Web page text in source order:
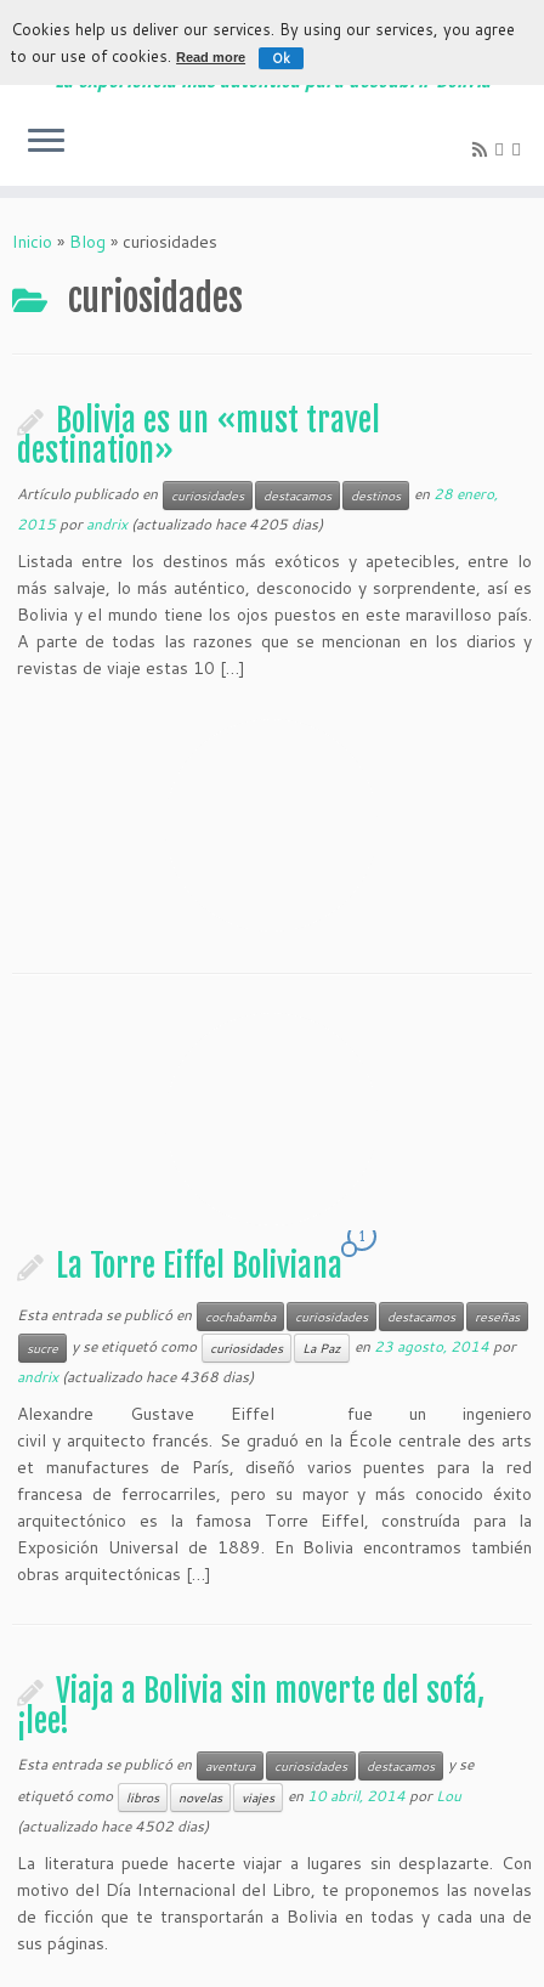
La experiencia más auténtica para descubrir Bolivia
Inicio » Blog » curiosidades
curiosidades
Bolivia es un «must travel
destination»
Artículo publicado en curiosidades destacamos destinos en 28 enero,
2015 porandrix(actualizado hace 4205 dias)
Listada entre los destinos más exóticos y apetecibles, entre lo
más salvaje, lo más auténtico, desconocido y sorprendente, así es
Bolivia y el mundo tiene los ojos puestos en este maravilloso país.
A parte de todas las razones que se mencionan en los diarios y
revistas de viaje estas 10 […]
La Torre Eiffel Boliviana
1
Esta entrada se publicó en cochabamba curiosidades destacamos
reseñas
sucre
y se etiquetó como curiosidades La Paz en 23 agosto, 2014 por
andrix(actualizado hace 4368 dias)
Alexandre Gustave Eiffel fue un ingeniero
civil y arquitecto francés. Se graduó en la École centrale des arts
et manufactures de París, diseñó varios puentes para la red
francesa de ferrocarriles, pero su mayor y más conocido éxito
arquitectónico es la famosa Torre Eiffel, construída para la
Exposición Universal de 1889. En Bolivia encontramos también
obras arquitectónicas […]
Viaja a Bolivia sin moverte del sofá,
¡lee!
Esta entrada se publicó en aventura curiosidades destacamos
y se
etiquetó como
libros novelas viajes en 10 abril, 2014 porLou
(actualizado hace 4502 dias)
La literatura puede hacerte viajar a lugares sin desplazarte. Con
motivo del Día Internacional del Libro, te proponemos las novelas
de ficción que te transportarán a Bolivia en todas y cada una de
sus páginas.
Cookies help us deliver our services. By using our services, you agree
to our use of cookies.Read more Ok